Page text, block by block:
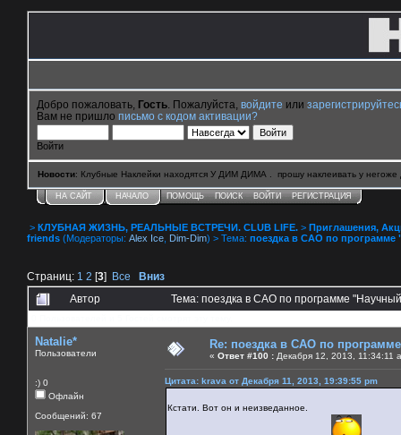
Добро пожаловать, Гость . Пожалуйста, войдите или
Вам не пришло письмо с кодом активации?
Войти
Новости: Клубные Наклейки находятся У ДИМ ДИМА . прошу наклеивать у негоже
НА САЙТ НАЧАЛО ПОМОЩЬ ПОИСК ВОЙТИ РЕГИСТРАЦИЯ
> КЛУБНАЯ ЖИЗНЬ, РЕАЛЬНЫЕ ВСТРЕЧИ. CLUB LIFE. > Приглашения,
friends (Модераторы: Alex Ice Dim-Dim) > Тема: поездка в САО по программе
Страниц: 1 2 [3] Все
Вниз
Автор
Тема: поездка в САО по программе
Natalie*
Пользователи
:) 0
Офлайн
Сообщений: 67
Re: поездка в САО по
« Ответ #100 : Декабря 12, 2013, 11:34:11
Цитата: krava от Декабря 11, 2013, 19:39:55 pm
Кстати. Вот он и неизведанное.